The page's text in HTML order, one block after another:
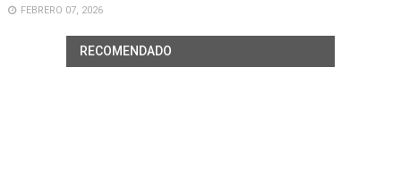
FEBRERO 07, 2026
RECOMENDADO